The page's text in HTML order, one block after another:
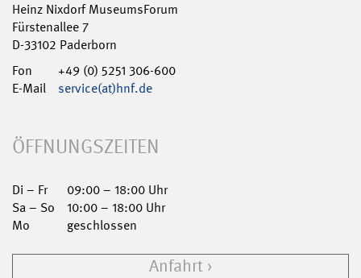
Heinz Nixdorf MuseumsForum
Fürstenallee 7
D-33102 Paderborn
Fon
+49 (0) 5251 306-600
E-Mail
service(at)hnf.de
ÖFFNUNGSZEITEN
Di – Fr
09:00 – 18:00 Uhr
Sa – So
10:00 – 18:00 Uhr
Mo
geschlossen
Anfahrt